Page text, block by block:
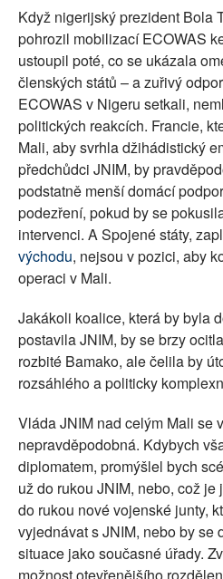
Když nigerijský prezident Bola
pohrozil mobilizací ECOWAS
ustoupil poté, co se ukázala
členských států – a zuřivý
ECOWAS v Nigeru setkali,
politických reakcích. Francie,
Mali, aby svrhla džihádistický
předchůdci JNIM, by
podstatně menší domácí
podezření, pokud by se
intervenci. A Spojené státy,
východu, nejsou v pozici, aby
operaci v Mali.
Jakákoli koalice, která by byla
postavila JNIM, by se brzy
rozbité Bamako, ale čelila by
rozsáhlého a politicky
Vláda JNIM nad celým Mali se
nepravděpodobná. Kdybych
diplomatem, promýšlel bych
už do rukou JNIM, nebo, což
do rukou nové vojenské junty,
vyjednávat s JNIM, nebo by se
situace jako současné úřady.